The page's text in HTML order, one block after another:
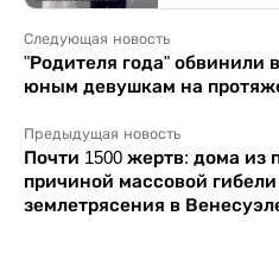
Следующая новость
"Родителя года" обвинили
юным девушкам на
Предыдущая новость
Почти 1500 жертв: дома из
причиной массовой
землетрясения в